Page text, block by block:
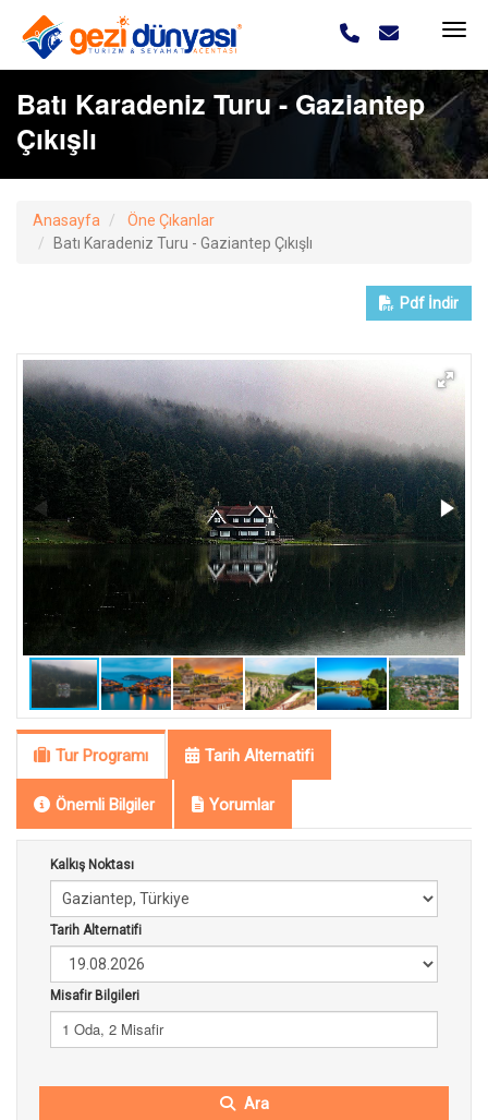
Batı Karadeniz Turu - Gaziantep
Çıkışlı
Anasayfa
Öne Çıkanlar
Batı Karadeniz Turu - Gaziantep Çıkışlı
Pdf İndir
Tur Programı Tarih Alternatifi
Önemli Bilgiler Yorumlar
Kalkış Noktası
Tarih Alternatifi
Misafir Bilgileri
1 Oda, 2 Misafir
Ara